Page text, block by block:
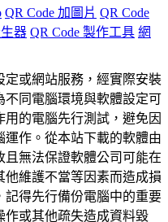
QR Code 加圖片 QR Code
器 QR Code 製作工具 網
定或網站服務，經實際安裝
同電腦環境與軟體設定可
的電腦先行測試，避免因
作。從本站下載的軟體由
無法保證軟體公司可能在
維護不當等因素而造成損
記得先行備份電腦中的重要
作或其他疏失造成資料毀